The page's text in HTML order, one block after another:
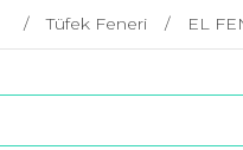
Tüfek Feneri EL